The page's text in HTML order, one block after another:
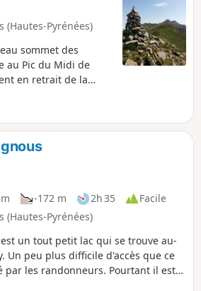
(Hautes-Pyrénées)
sommet des
au Pic du Midi de
en retrait de la
par les crêtes de
mais c'est le plus
Il offre quelques
un certain
que si le temps est
-172 m 2h 35
Facile
(Hautes-Pyrénées)
est un tout petit lac qui se trouve au-
Un peu plus difficile d'accès que ce
par les randonneurs. Pourtant il est